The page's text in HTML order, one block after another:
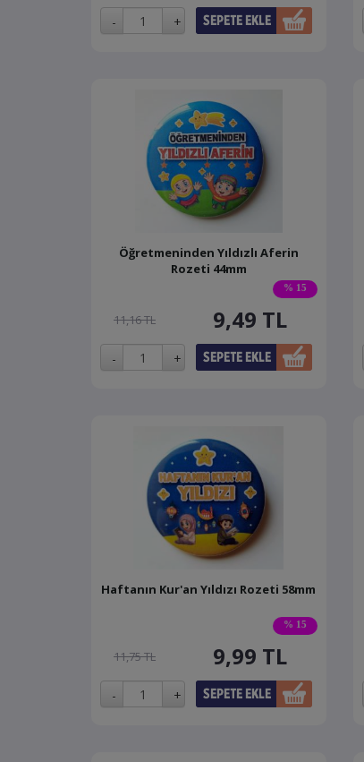
% 15
Öğretmeninden Yıldızlı Aferin
Rozeti 44mm
11,16 TL 9,49 TL
% 15
Haftanın Kur'an Yıldızı Rozeti 58mm
11,75 TL 9,99 TL